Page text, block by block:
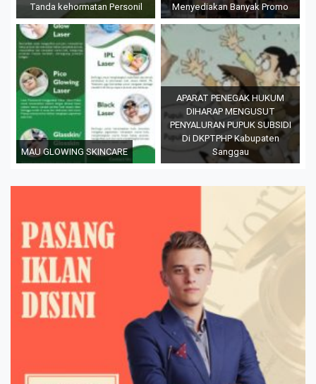
Tanda kehormatan Personil
Menyediakan Banyak Promo
MAU GLOWING SKINCARE
APARAT PENEGAK HUKUM
DIHARAP MENGUSUT
PENYALURAN PUPUK SUBSIDI
Di DKPTPHP Kabupaten
Sanggau